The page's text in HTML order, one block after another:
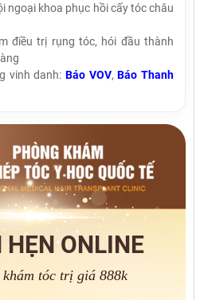
ngoại khoa phục hồi cấy tóc châu
điều trị rụng tóc, hói đầu thành
vinh danh:Báo VOV,Báo Thanh
ONLINE
tóc trị giá 888k